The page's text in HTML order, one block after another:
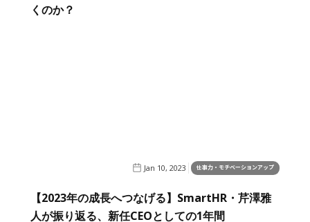
くのか？
Jan 10, 2023 仕事力・モチベーションアップ
【2023年の成長へつなげる】SmartHR・芹澤雅
人が振り返る、新任CEOとしての1年間